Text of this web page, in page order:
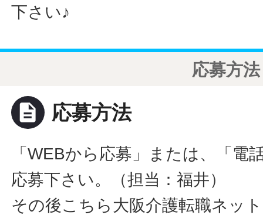
下さい♪
応募方法
description 応募方法
「WEBから応募」または、「電
応募下さい。（担当：福井）
その後こちら大阪介護転職ネッ